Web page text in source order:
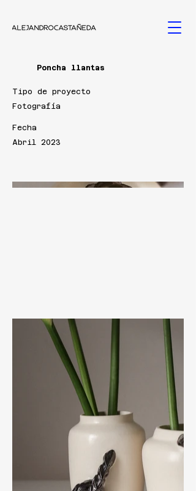
Poncha llantas
Tipo de proyecto
Fotografía
Fecha
Abril 2023